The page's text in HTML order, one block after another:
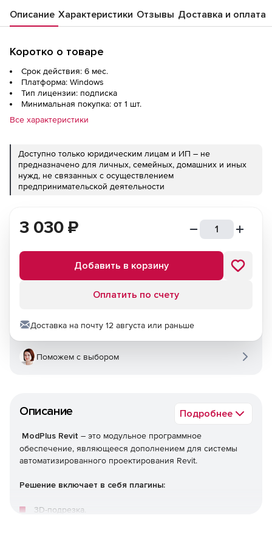
Описание Характеристики Отзывы Доставка и оплата
Коротко о товаре
Срок действия: 6 мес.
Платформа: Windows
Тип лицензии: подписка
Минимальная покупка: от 1 шт.
Все характеристики
Доступно только юридическим лицам и ИП – не
предназначено для личных, семейных, домашних и иных
нужд, не связанных с осуществлением
предпринимательской деятельности
Описание Подробнее
ModPlus Revit – это модульное программное
обеспечение, являющееся дополнением для системы
автоматизированного проектирования Revit.
Решение включает в себя плагины:
3D-подрезка.
3 030 ₽
Добавить в корзину
Оплатить по счету
Доставка на почту 12 августа или раньше
Поможем с выбором